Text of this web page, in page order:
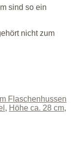
sind so ein
nicht zum
Flaschenhussen
, Höhe ca. 28 cm,